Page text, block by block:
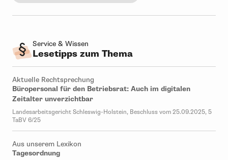
Service & Wissen
Lesetipps zum Thema
Aktuelle Rechtsprechung
Büropersonal für den Betriebsrat: Auch im digitalen
Zeitalter unverzichtbar
Landesarbeitsgericht Schleswig-Holstein, Beschluss vom 25.09.2025, 5
TaBV 6/25
Aus unserem Lexikon
Tagesordnung